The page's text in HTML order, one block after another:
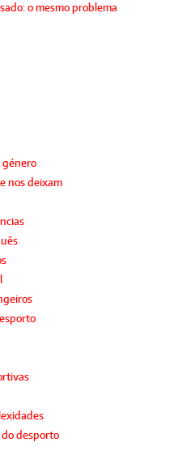
o mesmo problema
género
nos deixam
do desporto